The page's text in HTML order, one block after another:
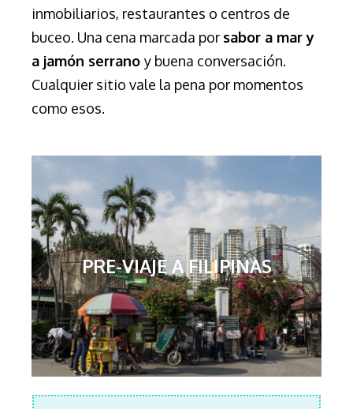
inmobiliarios, restaurantes o centros de
buceo. Una cena marcada por sabor a mar y
a jamón serrano y buena conversación.
Cualquier sitio vale la pena por momentos
como esos.
PRE-VIAJE A FILIPINAS